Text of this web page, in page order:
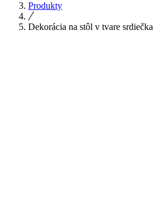
Produkty
Dekorácia na stôl v tvare srdiečka